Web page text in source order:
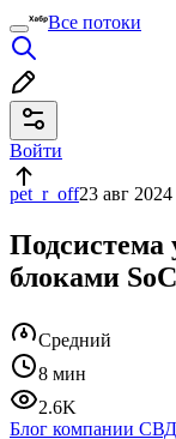
Все потоки
Войти
pet_r_off23 авг
блоками
Средний
8 мин
2.6K
Блог компании